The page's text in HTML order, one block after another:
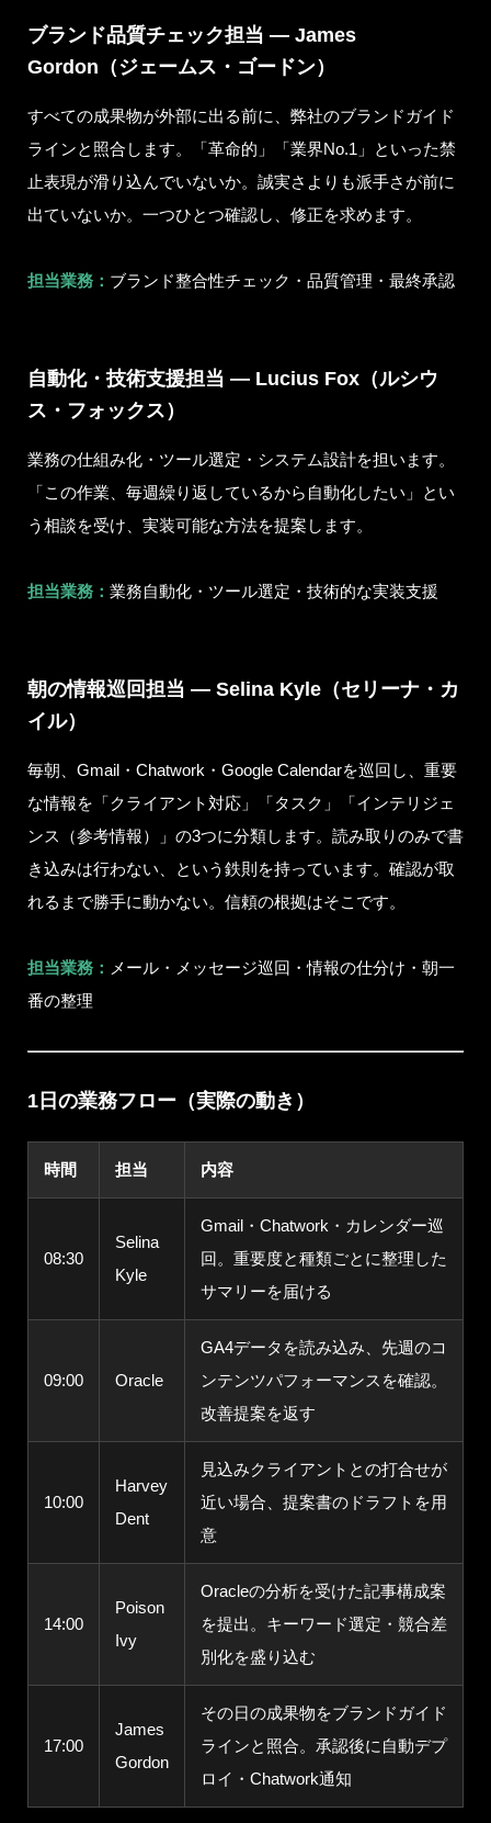
ブランド品質チェック担当 — James
Gordon（ジェームス・ゴードン）
すべての成果物が外部に出る前に、弊社のブランドガイド
ラインと照合します。「革命的」「業界No.1」といった禁
止表現が滑り込んでいないか。誠実さよりも派手さが前に
出ていないか。一つひとつ確認し、修正を求めます。
担当業務： ブランド整合性チェック・品質管理・最終承認
自動化・技術支援担当 — Lucius Fox（ルシウ
ス・フォックス）
業務の仕組み化・ツール選定・システム設計を担います。
「この作業、毎週繰り返しているから自動化したい」とい
う相談を受け、実装可能な方法を提案します。
担当業務： 業務自動化・ツール選定・技術的な実装支援
朝の情報巡回担当 — Selina Kyle（セリーナ・カ
イル）
毎朝、Gmail・Chatwork・Google Calendarを巡回し、重要
な情報を「クライアント対応」「タスク」「インテリジェ
ンス（参考情報）」の3つに分類します。読み取りのみで書
き込みは行わない、という鉄則を持っています。確認が取
れるまで勝手に動かない。信頼の根拠はそこです。
担当業務： メール・メッセージ巡回・情報の仕分け・朝一
番の整理
1日の業務フロー（実際の動き）
時間 担当 内容
08:30
Selina
Kyle
Gmail・Chatwork・カレンダー巡
回。重要度と種類ごとに整理した
サマリーを届ける
09:00 Oracle
GA4データを読み込み、先週のコ
ンテンツパフォーマンスを確認。
改善提案を返す
10:00
Harvey
Dent
見込みクライアントとの打合せが
近い場合、提案書のドラフトを用
意
14:00
Poison
Ivy
Oracleの分析を受けた記事構成案
を提出。キーワード選定・競合差
別化を盛り込む
17:00
James
Gordon
その日の成果物をブランドガイド
ラインと照合。承認後に自動デプ
ロイ・Chatwork通知